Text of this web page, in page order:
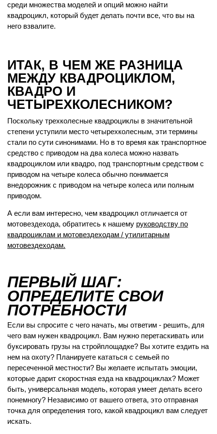
среди множества моделей и опций можно найти
квадроцикл, который будет делать почти все, что вы на
него взвалите.
ИТАК, В ЧЕМ ЖЕ РАЗНИЦА
МЕЖДУ КВАДРОЦИКЛОМ,
КВАДРО И
ЧЕТЫРЕХКОЛЕСНИКОМ?
Поскольку трехколесные квадроциклы в значительной
степени уступили место четырехколесным, эти термины
стали по сути синонимами. Но в то время как транспортное
средство с приводом на два колеса можно назвать
квадроциклом или квадро, под транспортным средством с
приводом на четыре колеса обычно понимается
внедорожник с приводом на четыре колеса или полным
приводом.
А если вам интересно, чем квадроцикл отличается от
мотовездехода, обратитесь к нашему руководству по
квадроциклам и мотовездеходам / утилитарным
мотовездеходам.
ПЕРВЫЙ ШАГ:
ОПРЕДЕЛИТЕ СВОИ
ПОТРЕБНОСТИ
Если вы спросите с чего начать, мы ответим - решить, для
чего вам нужен квадроцикл. Вам нужно перетаскивать или
буксировать грузы на стройплощадке? Вы хотите ездить на
нем на охоту? Планируете кататься с семьей по
пересеченной местности? Вы желаете испытать эмоции,
которые дарит скоростная езда на квадроциклах? Может
быть, универсальная модель, которая умеет делать всего
понемногу? Независимо от вашего ответа, это отправная
точка для определения того, какой квадроцикл вам следует
искать.